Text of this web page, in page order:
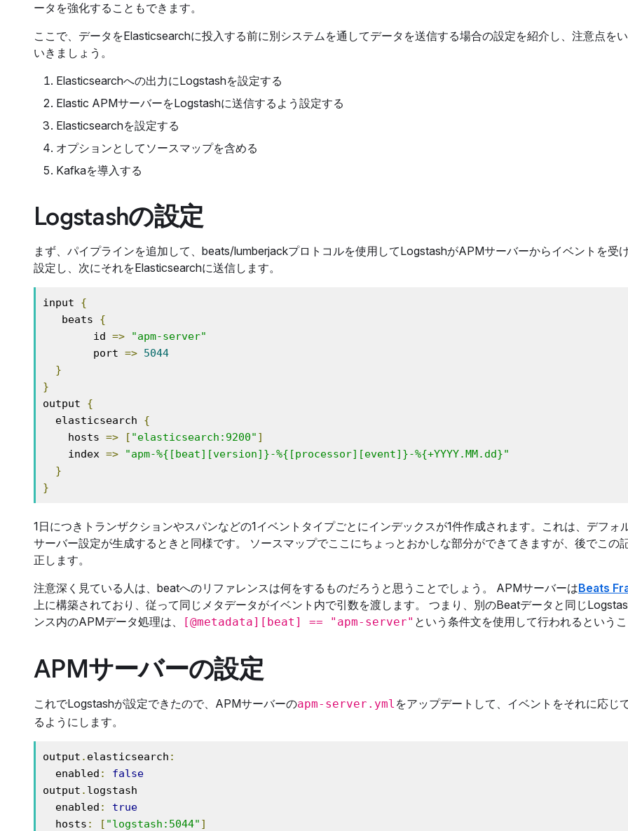
ータを強化することもできます。
ここで、データをElasticsearchに投入する前に別システムを通してデータを送信する場合の設定を紹介し、注意点を
いきましょう。
Elasticsearchへの出力にLogstashを設定する
Elastic APMサーバーをLogstashに送信するよう設定する
Elasticsearchを設定する
オプションとしてソースマップを含める
Kafkaを導入する
Logstashの設定
まず、パイプラインを追加して、beats/lumberjackプロトコルを使用してLogstashがAPMサーバーからイベントを受
設定し、次にそれをElasticsearchに送信します。
input {
   beats
{
        id
=>
"apm-server"
        port
=> 5044
}
}
output {
  elasticsearch
{
    hosts
=> [ "elasticsearch:9200" ]
    index
=>
"apm-%{[beat][version]}-%{[processor][event]}-%{+YYYY.MM.dd}"
}
}
1日につきトランザクションやスパンなどの1イベントタイプごとにインデックスが1件作成されます。これは、デフォ
サーバー設定が生成するときと同様です。 ソースマップでここにちょっとおかしな部分ができてきますが、後でこの
正します。
注意深く見ている人は、beatへのリファレンスは何をするものだろうと思うことでしょう。 APMサーバーはBeats
上に構築されており、従って同じメタデータがイベント内で引数を渡します。 つまり、別のBeatデータと同じ
ンス内のAPMデータ処理は、
[@metadata][beat] == "apm-server" という条件文を使用して行われるというこ
APMサーバーの設定
これでLogstashが設定できたので、APMサーバーのapm-server.yml をアップデートして、イベントをそれに応じ
るようにします。
output . elasticsearch :
  enabled
:
false
output . logstash
  enabled
:
true
  hosts
: [ "logstash:5044" ]